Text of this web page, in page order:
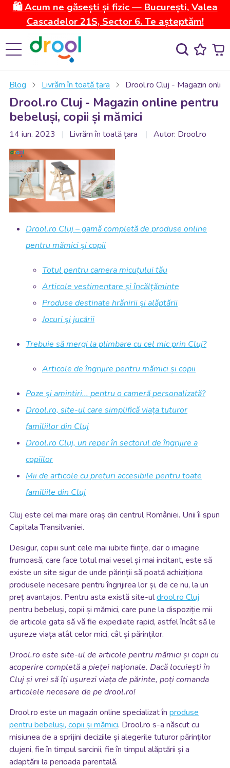
🛍️ Acum ne găsești și fizic — București, Valea
Cascadelor 21S, Sector 6. Te așteptăm!
Blog Livrăm în toată țara Drool.ro Cluj - Magazin
Drool.ro Cluj - Magazin online pentru
bebeluși, copii și mămici
14 iun. 2023 Livrăm în toată țara Autor: Drool.ro
Drool.ro Cluj – gamă completă de produse online
pentru mămici și copii
Totul pentru camera micuțului tău
Articole vestimentare și încălțăminte
Produse destinate hrănirii și alăptării
Jocuri și jucării
Trebuie să mergi la plimbare cu cel mic prin Cluj?
Articole de îngrijire pentru mămici și copii
Poze și amintiri... pentru o cameră personalizată?
Drool.ro, site-ul care simplifică viața tuturor
familiilor din Cluj
Drool.ro Cluj, un reper în sectorul de îngrijire a
copiilor
Mii de articole cu prețuri accesibile pentru toate
familiile din Cluj
Cluj este cel mai mare oraș din centrul României. Unii îi spun
Capitala Transilvaniei.
Desigur, copiii sunt cele mai iubite ființe, dar o imagine
frumoasă, care face totul mai vesel și mai incitant, este să
existe un site sigur de unde părinții să poată achiziționa
produsele necesare pentru îngrijirea lor și, de ce nu, la un
preț avantajos. Pentru asta există site-uldrool.ro Cluj
pentru bebeluși, copii și mămici, care pune la dispoziție mii
de articole gata să vă fie expediate rapid, astfel încât să le
ușureze viața atât celor mici, cât și părinților.
Drool.ro este site-ul de articole pentru mămici și copii cu
acoperire completă a pieței naționale. Dacă locuiești în
Cluj și vrei să îți ușurezi viața de părinte, poți comanda
articolele necesare de pe drool.ro!
Drool.ro este un magazin online specializat în produse
pentru bebeluși, copii și mămici. Drool.ro s-a născut cu
misiunea de a sprijini deciziile și alegerile tuturor părinților
clujeni, fie în timpul sarcinii, fie în timpul alăptării și a
adaptării la perioada parentală.